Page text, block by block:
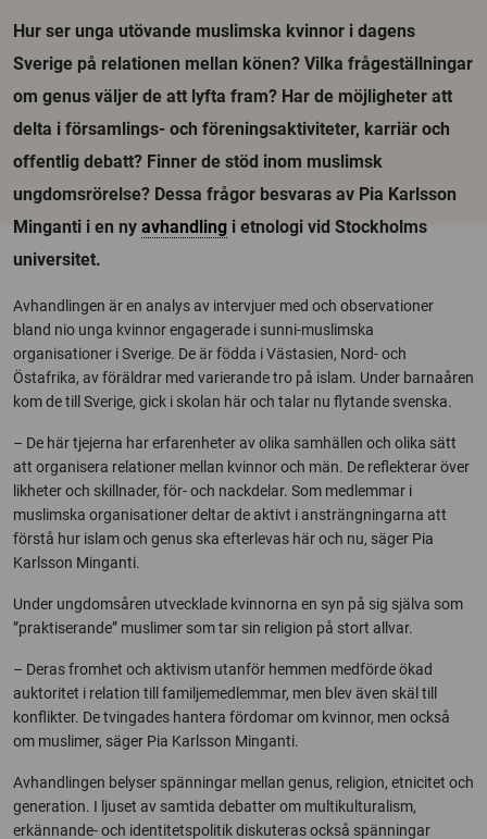
Hur ser unga utövande muslimska kvinnor i dagens
Sverige på relationen mellan könen? Vilka frågeställningar
om genus väljer de att lyfta fram? Har de möjligheter att
delta i församlings- och föreningsaktiviteter, karriär och
offentlig debatt? Finner de stöd inom muslimsk
ungdomsrörelse? Dessa frågor besvaras av Pia Karlsson
Minganti i en ny avhandling i etnologi vid Stockholms
universitet.
Avhandlingen är en analys av intervjuer med och observationer
bland nio unga kvinnor engagerade i sunni-muslimska
organisationer i Sverige. De är födda i Västasien, Nord- och
Östafrika, av föräldrar med varierande tro på islam. Under barnaåren
kom de till Sverige, gick i skolan här och talar nu flytande svenska.
– De här tjejerna har erfarenheter av olika samhällen och olika sätt
att organisera relationer mellan kvinnor och män. De reflekterar över
likheter och skillnader, för- och nackdelar. Som medlemmar i
muslimska organisationer deltar de aktivt i ansträngningarna att
förstå hur islam och genus ska efterlevas här och nu, säger Pia
Karlsson Minganti.
Under ungdomsåren utvecklade kvinnorna en syn på sig själva som
”praktiserande” muslimer som tar sin religion på stort allvar.
– Deras fromhet och aktivism utanför hemmen medförde ökad
auktoritet i relation till familjemedlemmar, men blev även skäl till
konflikter. De tvingades hantera fördomar om kvinnor, men också
om muslimer, säger Pia Karlsson Minganti.
Avhandlingen belyser spänningar mellan genus, religion, etnicitet och
generation. I ljuset av samtida debatter om multikulturalism,
erkännande- och identitetspolitik diskuteras också spänningar